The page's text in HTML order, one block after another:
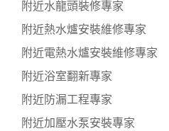
附近水龍頭裝修專家
附近熱水爐安裝維修專家
附近電熱水爐安裝維修專家
附近浴室翻新專家
附近防漏工程專家
附近加壓水泵安裝專家